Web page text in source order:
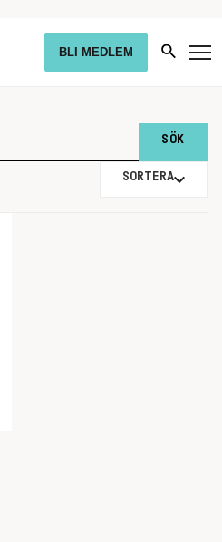
BLI MEDLEM
SORTERA